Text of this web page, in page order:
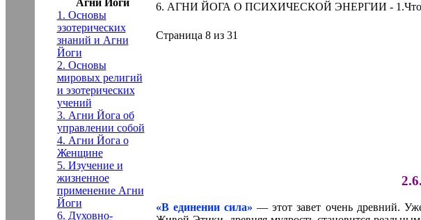
Агни Йоги
1. Основы
эзотерических
знаний и Агни
Йоги
2. Основы
мировых религий
и эзотерических
учений
3. Агни Йога об
управлении собой
4. Агни Йога о
Женщине
5. Изучение и
жизненное
применение Агни
Йоги
6. Духовно-
6. АГНИ ЙОГА О ПСИХИЧЕСКОЙ ЭНЕРГИИ - 1.Что
Страница 8 из 31
«В единении сила» — этот завет очень древний.